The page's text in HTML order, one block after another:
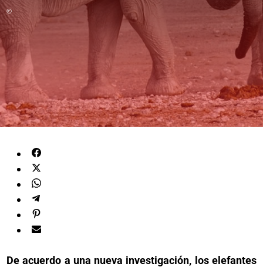
©
De acuerdo a una nueva investigación, los elefantes